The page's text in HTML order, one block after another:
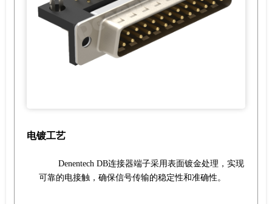
电镀工艺
Denentech DB连接器端子采用表面镀金处理，实现
可靠的电接触，确保信号传输的稳定性和准确性。